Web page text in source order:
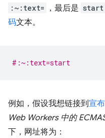
:~:text= ，最后是 start
码文本。
#:~:text=start
例如，假设我想链接到宣
Web Workers 中的
下，网址将为：